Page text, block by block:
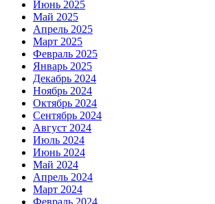
Июнь 2025
Май 2025
Апрель 2025
Март 2025
Февраль 2025
Январь 2025
Декабрь 2024
Ноябрь 2024
Октябрь 2024
Сентябрь 2024
Август 2024
Июль 2024
Июнь 2024
Май 2024
Апрель 2024
Март 2024